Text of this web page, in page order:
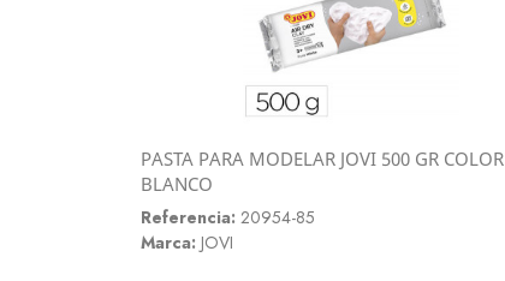
PASTA PARA MODELAR JOVI 500 GR COLOR
BLANCO
Referencia: 20954-85
Marca: JOVI